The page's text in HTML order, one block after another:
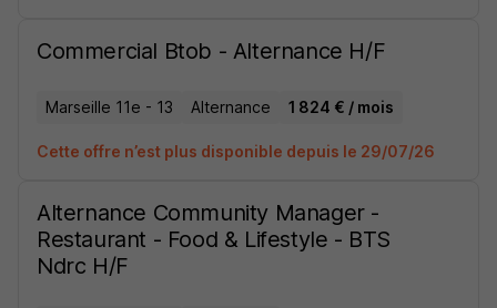
Commercial Btob - Alternance H/F
Marseille 11e - 13 Alternance 1 824 € / mois
Cette offre n’est plus disponible depuis le 29/07/26
Alternance Community Manager -
Restaurant - Food & Lifestyle - BTS
Ndrc H/F